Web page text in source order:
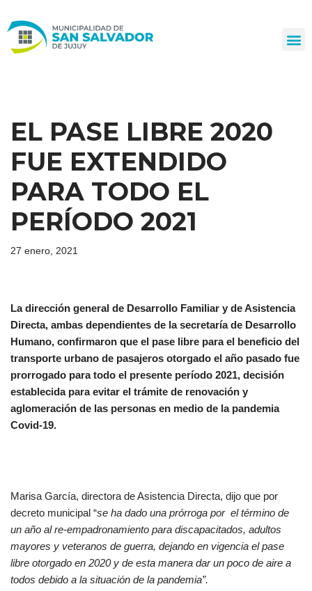
al
EL PASE LIBRE 2020
FUE EXTENDIDO
PARA TODO EL
PERÍODO 2021
27 enero, 2021
La dirección general de Desarrollo Familiar y de Asistencia
Directa, ambas dependientes de la secretaría de Desarrollo
Humano, confirmaron que el pase libre para el beneficio del
transporte urbano de pasajeros otorgado el año pasado fue
prorrogado para todo el presente período 2021, decisión
establecida para evitar el trámite de renovación y
aglomeración de las personas en medio de la pandemia
Covid-19.
Marisa García, directora de Asistencia Directa, dijo que por
decreto municipal “se ha dado una prórroga por el término de
un año al re-empadronamiento para discapacitados, adultos
mayores y veteranos de guerra, dejando en vigencia el pase
libre otorgado en 2020 y de esta manera dar un poco de aire a
todos debido a la situación de la pandemia”.